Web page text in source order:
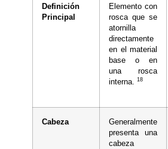
Definición
Principal
Elemento con
rosca que se
atornilla
directamente
en el material
base o en
una rosca
interna. 18
Cabeza
Generalmente
presenta una
cabeza